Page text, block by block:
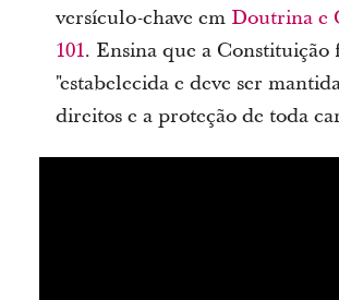
versículo-chave em Doutrina e
101. Ensina que a Constituição
"estabelecida e deve ser
direitos e a proteção de toda